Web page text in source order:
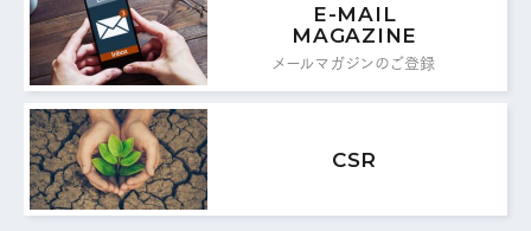
MAIL FORM
メールフォームはこちら
E-MAIL
MAGAZINE
メールマガジンのご登録
CSR